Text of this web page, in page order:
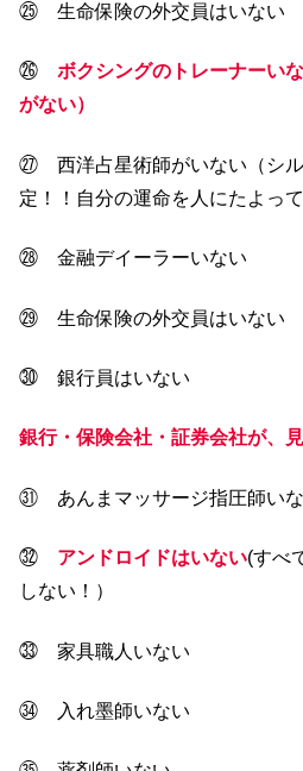
㉕ 生命保険の外交員はいない
㉖ ボクシングのトレーナーい
がない）
㉗ 西洋占星術師がいない（シ
定！！自分の運命を人にたよっ
㉘ 金融デイーラーいない
㉙ 生命保険の外交員はいない
㉚ 銀行員はいない
銀行・保険会社・証券会社が、
㉛ あんまマッサージ指圧師い
㉜ アンドロイドはいない(すべ
しない！）
㉝ 家具職人いない
㉞ 入れ墨師いない